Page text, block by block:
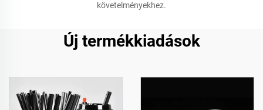
követelményekhez.
Új termékkiadások